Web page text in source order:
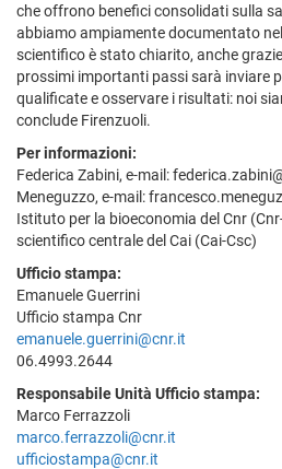
che offrono benefici consolidati sulla
abbiamo ampiamente documentato
scientifico è stato chiarito, anche
prossimi importanti passi sarà inviare
qualificate e osservare i risultati: noi
conclude Firenzuoli.
Per informazioni:
Federica Zabini, e-mail:
Meneguzzo, e-mail:
Istituto per la bioeconomia del Cnr
scientifico centrale del Cai (Cai-Csc)
Ufficio stampa:
Emanuele Guerrini
Ufficio stampa Cnr
emanuele.guerrini@cnr.it
06.4993.2644
Responsabile Unità Ufficio stampa:
Marco Ferrazzoli
marco.ferrazzoli@cnr.it
ufficiostampa@cnr.it